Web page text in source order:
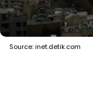
Source: inet.detik.com